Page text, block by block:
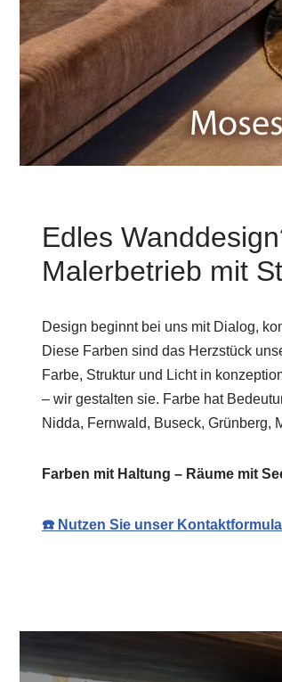
Edles
Malerbetrieb mit
Design beginnt bei uns mit Dialog,
Diese Farben sind das Herzstück
Farbe, Struktur und Licht in
– wir gestalten sie. Farbe hat
Nidda, Fernwald, Buseck, Grünberg,
Farben mit Haltung – Räume mit
☎️ Nutzen Sie unser